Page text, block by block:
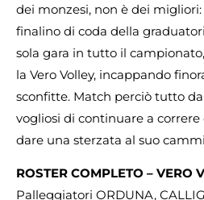
dei monzesi, non è dei migliori:
finalino di coda della
sola gara in tutto il
la Vero Volley, incappando
sconfitte. Match perciò tutto
vogliosi di continuare a
dare una sterzata al suo
ROSTER COMPLETO – VERO
Palleggiatori ORDUNA,